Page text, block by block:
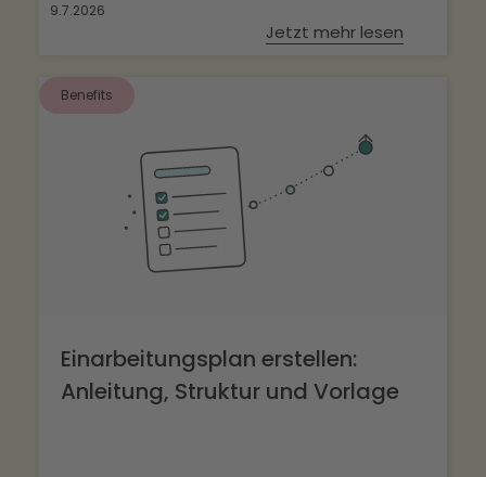
9.7.2026
Jetzt mehr lesen
Benefits
Einarbeitungsplan erstellen:
Anleitung, Struktur und Vorlage